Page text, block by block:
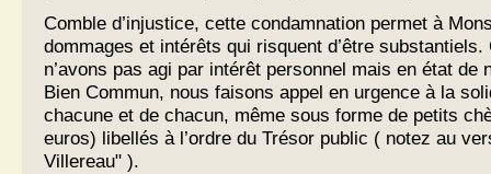
Comble d’injustice, cette condamnation permet à
dommages et intérêts qui risquent d’être
n’avons pas agi par intérêt personnel mais en état de
Bien Commun, nous faisons appel en urgence à la
chacune et de chacun, même sous forme de petits
euros) libellés à l’ordre du Trésor public ( notez au
Villereau" ).